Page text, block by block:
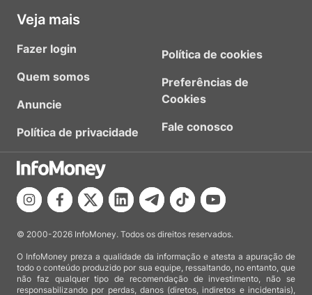
Veja mais
Fazer login
Quem somos
Anuncie
Política de privacidade
Política de cookies
Preferências de
Cookies
Fale conosco
© 2000-2026 InfoMoney. Todos os direitos reservados.
O InfoMoney preza a qualidade da informação e atesta a apuração de
todo o conteúdo produzido por sua equipe, ressaltando, no entanto, que
não faz qualquer tipo de recomendação de investimento, não se
responsabilizando por perdas, danos (diretos, indiretos e incidentais),